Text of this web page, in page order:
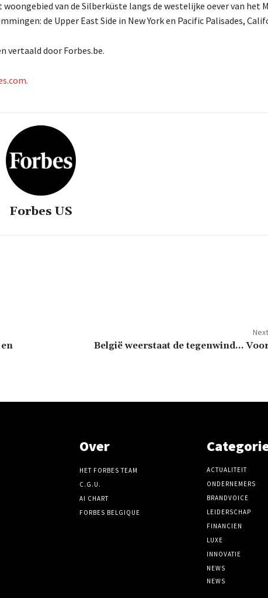
van de Silberküste langs de westelijke oever van het
de Upper East Side in New York en Pacific Palisades,
vertaald door Forbes.be.
Forbes US
België weerstaat de tegenwind…
Over
HET FORBES TEAM
C.G.U.
AI CHART
FORBES BELGIQUE
ACTUALITEIT
ONDERNEMERS
BRANDVOICE
LEIDERSCHAP
FINANCIEN
LUXE
INNOVATIE
NEWS
NEWS